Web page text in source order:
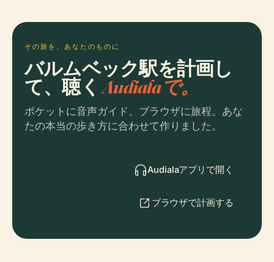
その旅を、あなたのものに
バルムベック駅を計画し
て、聴くAudialaで。
ポケットに音声ガイド、ブラウザに旅程。あな
たの本当の歩き方に合わせて作りました。
Audialaアプリで開く
ブラウザで計画する